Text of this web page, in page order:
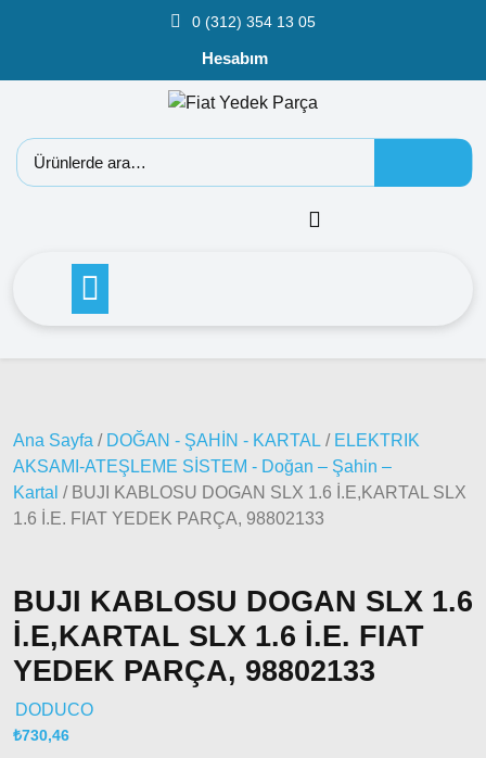
0 (312) 354 13 05
Hesabım
Fiat
Doblo
Doblo
2006 –
2012
Modeller
Doblo
Modeller
2015 –
2022
Doblo
2022
Ana Sayfa / DOĞAN - ŞAHİN - KARTAL / ELEKTRIK
AKSAMI-ATEŞLEME SİSTEM - Doğan – Şahin –
Kartal / BUJI KABLOSU DOGAN SLX 1.6 İ.E,KARTAL SLX
1.6 İ.E. FIAT YEDEK PARÇA, 98802133
BUJI KABLOSU DOGAN SLX 1.6
İ.E,KARTAL SLX 1.6 İ.E. FIAT
YEDEK PARÇA, 98802133
DODUCO
₺730,46